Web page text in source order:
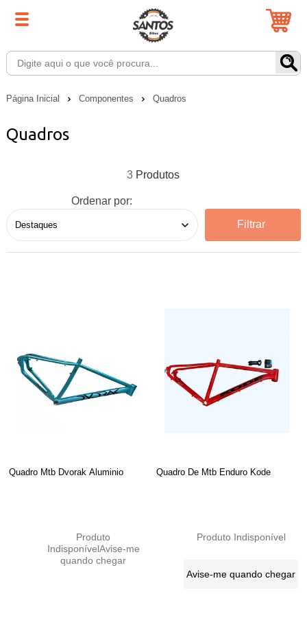
Página Inicial Componentes Quadros
Quadros
3
Ordenar por:
Filtrar
Quadro Mtb Dvorak Aluminio
Produto
IndisponívelAvise-me
quando chegar
Quadro De Mtb Enduro Kode
Produto Indisponível
Avise-me quando chegar